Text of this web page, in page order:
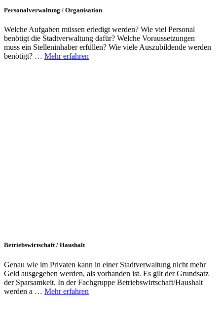
Personalverwaltung / Organisation
Welche Aufgaben müssen erledigt werden? Wie viel Personal
benötigt die Stadtverwaltung dafür? Welche Voraussetzungen
muss ein Stelleninhaber erfüllen? Wie viele Auszubildende werden
benötigt? … Mehr erfahren
Betriebswirtschaft / Haushalt
Genau wie im Privaten kann in einer Stadtverwaltung nicht mehr
Geld ausgegeben werden, als vorhanden ist. Es gilt der Grundsatz
der Sparsamkeit. In der Fachgruppe Betriebswirtschaft/Haushalt
werden a … Mehr erfahren